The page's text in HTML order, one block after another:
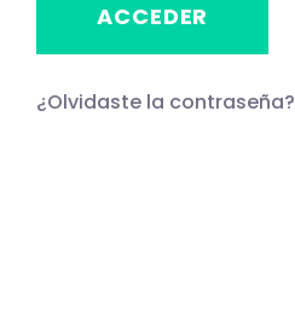
ACCEDER
¿Olvidaste la contraseña?